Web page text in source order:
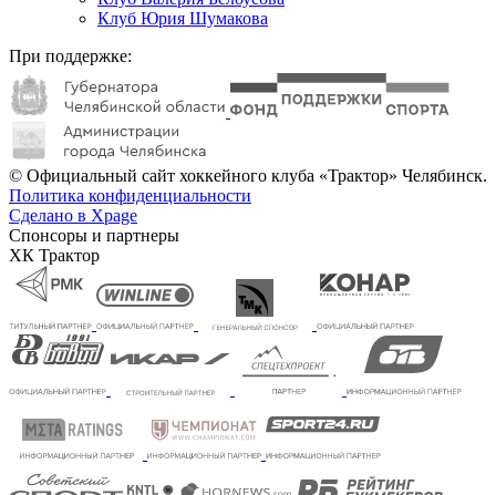
Клуб Юрия Шумакова
При поддержке:
© Официальный сайт хоккейного клуба «Трактор» Челябинск.
Политика конфиденциальности
Сделано в Xpage
Спонсоры и партнеры
ХК Трактор